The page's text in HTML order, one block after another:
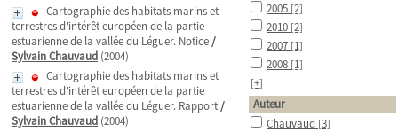
Cartographie des habitats marins et
terrestres d'intérêt européen de la partie
estuarienne de la vallée du Léguer. Notice/
Sylvain Chauvaud (2004)
Cartographie des habitats marins et
terrestres d'intérêt européen de la partie
estuarienne de la vallée du Léguer. Rapport/
Sylvain Chauvaud (2004)
2005 [2]
2010 [2]
2007 [1]
2008 [1]
[+]
Auteur
Chauvaud [3]